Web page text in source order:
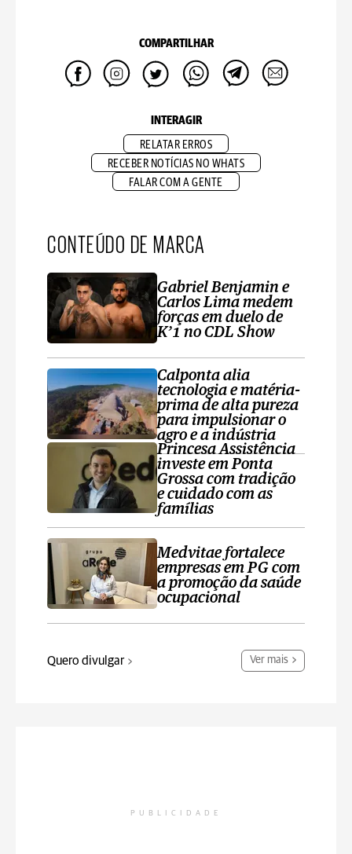
COMPARTILHAR
INTERAGIR
RELATAR ERROS
RECEBER NOTÍCIAS NO WHATS
FALAR COM A GENTE
CONTEÚDO DE MARCA
Gabriel Benjamin e
Carlos Lima medem
forças em duelo de
K’1 no CDL Show
Calponta alia
tecnologia e matéria-
prima de alta pureza
para impulsionar o
agro e a indústria
Princesa Assistência
investe em Ponta
Grossa com tradição
e cuidado com as
famílias
Medvitae fortalece
empresas em PG com
a promoção da saúde
ocupacional
Quero divulgar Ver mais
PUBLICIDADE